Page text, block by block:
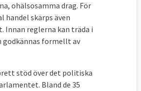
ohälsosamma drag. För
skärps även
Innan reglerna kan träda i
godkännas formellt av
stöd över det politiska
Bland de 35